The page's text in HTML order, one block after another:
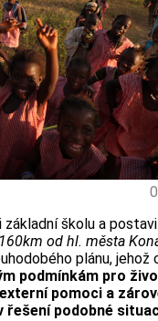
školu a
od hl. města
plánu, jehož
podmínkám pro
pomoci a
podobné